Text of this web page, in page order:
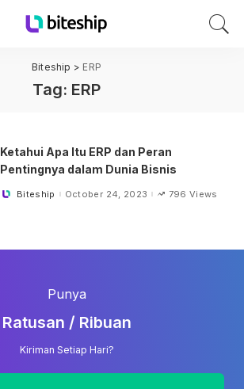
Biteship > ERP
Tag: ERP
Ketahui Apa Itu ERP dan Peran
Pentingnya dalam Dunia Bisnis
PostedBiteship October 24, 2023 796 Views
Punya
Ratusan / Ribuan
Kiriman Setiap Hari?